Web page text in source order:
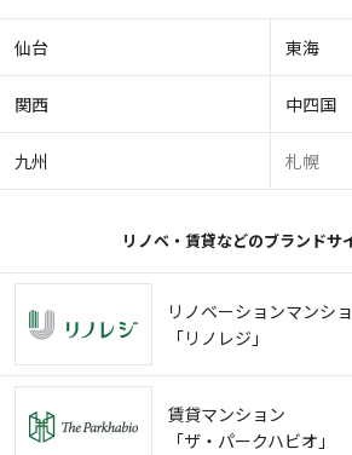
仙台 東海
関西 中四国
九州 札幌
リノベ・賃貸などのブランドサ
リノベーションマンシ
「リノレジ」
賃貸マンション
「ザ・パークハビオ」